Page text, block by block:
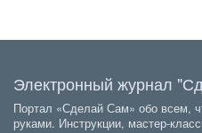
Электронный журнал
Портал «Сделай Сам» обо всем,
руками. Инструкции, мастер-